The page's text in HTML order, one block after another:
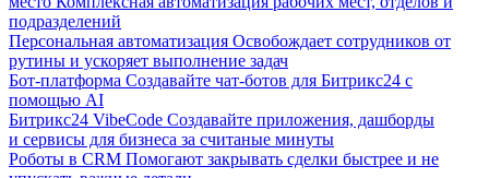
подразделений
Персональная автоматизация Освобождает сотрудников от
рутины и ускоряет выполнение задач
Бот-платформа Создавайте чат-ботов для Битрикс24 с
помощью AI
Битрикс24 VibeCode Создавайте приложения, дашборды
и сервисы для бизнеса за считаные минуты
Роботы в CRM Помогают закрывать сделки быстрее и не